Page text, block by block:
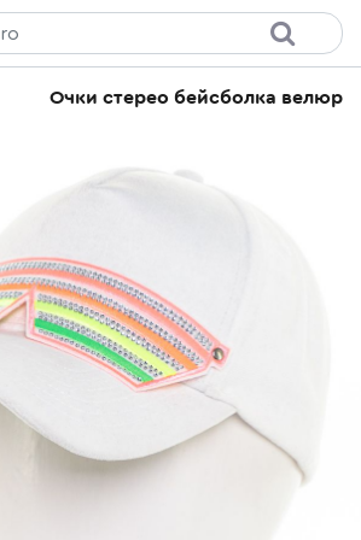
Очки стерео бейсболка велюр